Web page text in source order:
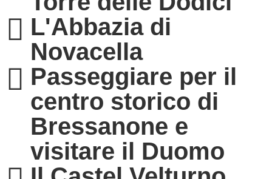
L'Abbazia di
Novacella
Passeggiare per il
centro storico di
Bressanone e
visitare il Duomo